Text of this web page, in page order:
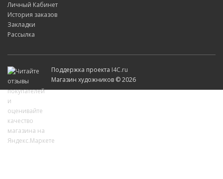
Личный Кабинет
История заказов
Закладки
Рассылка
Поддержка проекта I4C.ru
Магазин художников © 2026